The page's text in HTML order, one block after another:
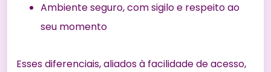
Ambiente seguro, com sigilo e respeito ao
seu momento
Esses diferenciais, aliados à facilidade de acesso,